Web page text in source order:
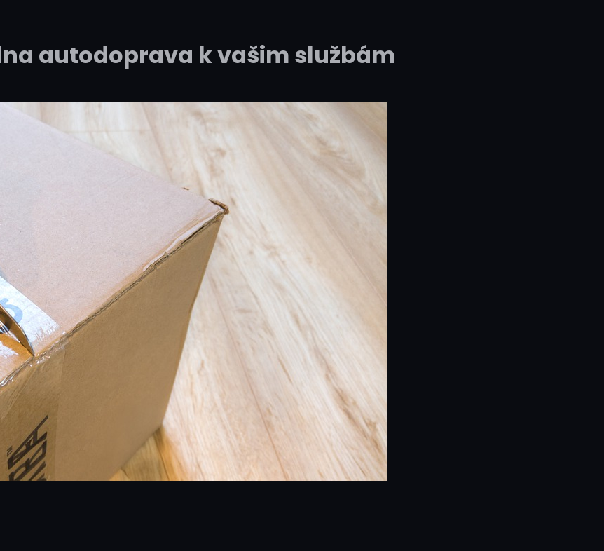
autodoprava k vašim službám